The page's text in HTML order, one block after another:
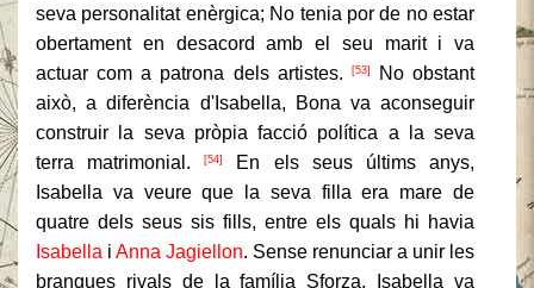
seva personalitat enèrgica; No tenia por de no estar
obertament en desacord amb el seu marit i va
actuar com a patrona dels artistes.
[53]
No obstant
això, a diferència d'Isabella, Bona va aconseguir
construir la seva pròpia facció política a la seva
terra matrimonial.
[54]
En els seus últims anys,
Isabella va veure que la seva filla era mare de
quatre dels seus sis fills, entre els quals hi havia
Isabella i Anna Jagiellon. Sense renunciar a unir les
branques rivals de la família Sforza, Isabella va